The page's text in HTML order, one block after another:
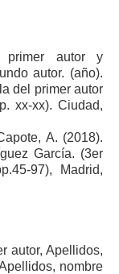
primer autor y
autor. (año).
del primer autor
xx-xx). Ciudad,
A. (2018).
García. (3er
97), Madrid,
autor, Apellidos,
nombre